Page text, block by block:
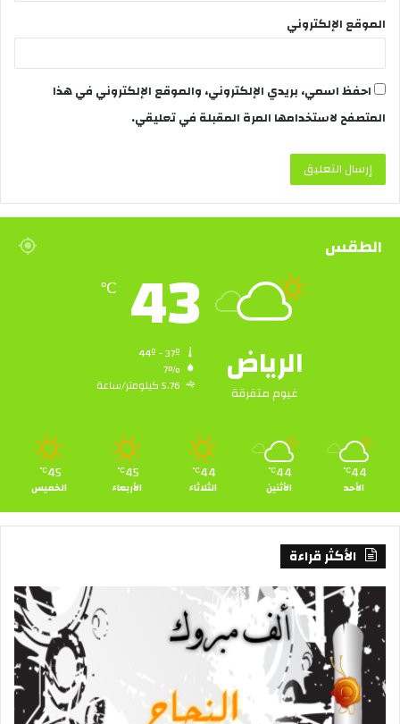
الموقع الإلكتروني
احفظ اسمي، بريدي الإلكتروني، والموقع الإلكتروني في هذا
المتصفح لاستخدامها المرة المقبلة في تعليقي.
الطقس
الرياض
غيوم متفرقة
43
℃
7%
5.76 كيلومتر/ساعة
44
℃
الأحد
44
℃
الأثنين
44
℃
الثلاثاء
45
℃
الأربعاء
45
℃
الخميس
الأكثر قراءة